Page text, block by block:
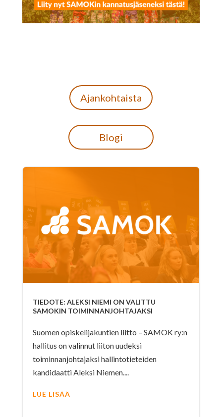
Ajankohtaista
Blogi
TIEDOTE: ALEKSI NIEMI ON VALITTU
SAMOKIN TOIMINNANJOHTAJAKSI
Suomen opiskelijakuntien liitto – SAMOK ry:n
hallitus on valinnut liiton uudeksi
toiminnanjohtajaksi hallintotieteiden
kandidaatti Aleksi Niemen....
LUE LISÄÄ